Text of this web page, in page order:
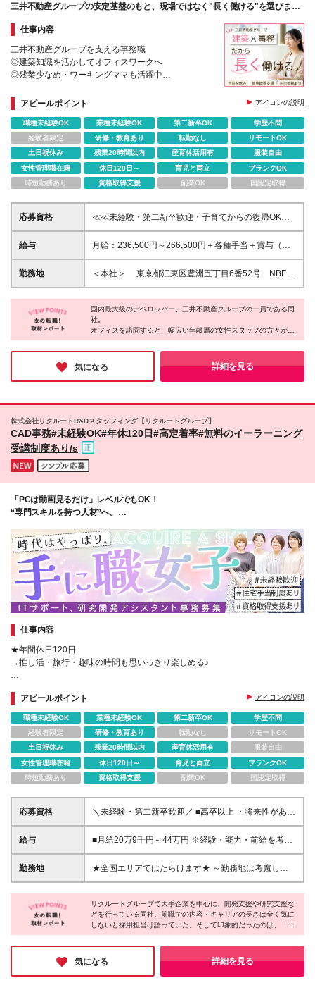
三井不動産グループの安定基盤のもと、現場ではなく"長く働ける"を選びませ
仕事内容
三井不動産グループを支える事務職
◎建築知識を活かしてオフィスワークへ
◎残業少なめ・ワーキングママも活躍中
◎健康経営優良法人2026 大規模法人部門/ホワイト
500に認定
アピールポイント アイコンの説明
職種未経験OK 業種未経験OK 第二新卒OK
学歴不問
経験者限定
研修・教育あり 転勤なし
リモートOK
土日祝休み
残業20時間以内 産育休活用有
服装自由
女性管理職在籍
休日120日～ 育児と両立
ブランクOK
時短勤務あり
資格取得支援 副業OK 国認定取得
応募資格
≪≪未経験・第二新卒歓迎・子育てからの復帰OK・
ブランク不問≫≫ これまで培ってきた建築・CADの
経験を、無理なく長く続けられる環境です。 ◆高卒
の方、または 建築学科卒業の方 ※建築学科卒業の
方は、実務未経験の方も歓迎いたします。 《こんな
新しい働き方を始めたい方 ◆結婚・出産後も長く働
ける職場を探している方 ◆オフィスワークを中心
に、建築に携わり続けたい方 ◆周囲のサポートを受
給与
月給：236,500円～266,500円＋各種手当＋賞与（年2
回） ※経験・スキルを考慮して決定 ※昇級制があり、
上記基本金額以上に昇給を望めます ※時間外手当は別
勤務地
＜本社＞ 東京都江東区豊洲五丁目6番52号 NBF豊
洲キャナルフロント4階 有楽町線・ゆりかもめ「豊
洲」駅より徒歩8分 (変更の範囲)上記を除く当社関連
勤務地
国内最大級のデベロッパー、三井不動産グループの一員である同
社。
オフィスを訪問すると、幅広い年齢層の女性スタッフの方々が活
躍していました！仕事はキッチリ、OFFはゆったりといった印象
で、休憩時間は和やかで和気あいあいとした雰囲気が社内全体に
広がっていました！「居心地のいい会社」とは、まさにこのよう
な環境を指すのだと実感しました♪
気になる 詳細を見る
株式会社リクルートR&Dスタッフィング【リクルートグループ】
CAD事務#未経験OK#年休120日#高定着率#無料のイーラーニング
受講制度あり/s
「PCは動画見るだけ」レベルでもOK！
“専門スキルを持つ人材”へ。
仕事内容
★年間休日120日
→推し活・旅行・趣味の時間も思いっきり楽しめる♪
→安定した収入で、将来も安心◎
★通信教育の受講制度あり
→働きながらスキルアップ！
アピールポイント アイコンの説明
職種未経験OK 業種未経験OK 第二新卒OK
学歴不問
経験者限定
研修・教育あり 転勤なし
リモートOK
土日祝休み
残業20時間以内 産育休活用有
服装自由
女性管理職在籍
休日120日～ 育児と両立
ブランクOK
時短勤務あり
資格取得支援 副業OK 国認定取得
応募資格
＼未経験・第二新卒歓迎／ ■高卒以上 ・将来性があり
そうだと思ったから ・正社員としてしっかり稼ぎた
い ・手に職つけたくて など志望理由は何でもOK！ 仕
安心してご応募ください♪
給与
■月給20万9千円～44万円 ※経験・能力・前給を考慮
の上、決定いたします ※時間外手当100％支給 ※派遣
就業先が変更となる場合には、就業規則、労使協定等
た希望も配属の際に考慮します。 ＜手当＞ ■職務担当
手当 ■通勤手当（上限月3万円） ■残業手当（全額支
給） ■住宅手当（5割を会社負担／就業規則に定める
料補助（資格ごとに社内規定により決定） ■資格取得
奨励金 （資格により2万円～20万円の祝金支給） ◎
一例 ・基本情報技術者（5万円） ・プロジェクトマネ
勤務地
★全国エリアではたらけます★ ～勤務地は考慮しま
す～ ■東北エリア／青森・岩手・宮城・秋田・山形・
福島 ■関東エリア／東京・埼玉・神奈川・千葉・茨
城・栃木・群馬 ■北信越エリア／長野・山梨・福井 ■
東海エリア／静岡・愛知・岐阜・三重 ■関西エリア／
大阪・京都・奈良・兵庫・滋賀 ■中国・四国エリア／
広島・岡山・山口・香川 ■九州エリア／福岡・長崎・
熊本・佐賀・大分・宮崎・鹿児島 ※転勤の可能性あ
り ★U・Iターン、歓迎！ 当社では「住宅手当」
リクルートグループで大手企業を中心に、開発支援や研究支援な
どを行っている同社。前職での内容・キャリアの長さは全く気に
しないと採用担当は語っていた。そして印象的だったのは、「当
社で経験を積んで、それを他社で活かしたいと思うようになった
ら、転職という選択肢も大いにアリです」という一言。その時々
の自分の志向に合わせて、仕事や会社を選ぶ昨今、同社は時代に
フィットする考えを持つ数少ない会社かもしれない。
気になる 詳細を見る